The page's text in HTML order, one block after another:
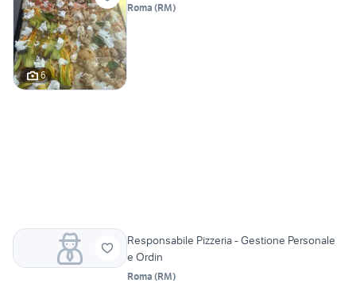
6
Roma (RM)
Responsabile Pizzeria - Gestione Personale
e Ordin
Roma (RM)